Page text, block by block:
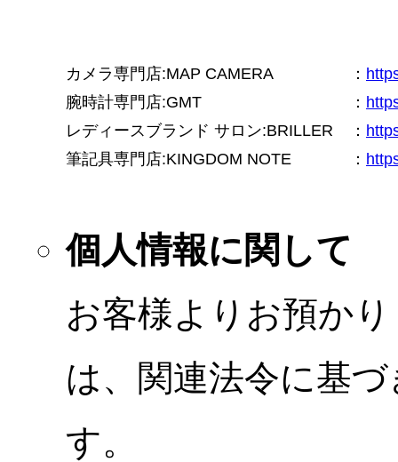
カメラ専門店:MAP CAMERA ：
腕時計専門店:GMT
：
レディースブランド サロン:BRILLER
：
筆記具専門店:KINGDOM NOTE
：
個人情報に関して
お客様よりお預か
は、関連法令に基
す。